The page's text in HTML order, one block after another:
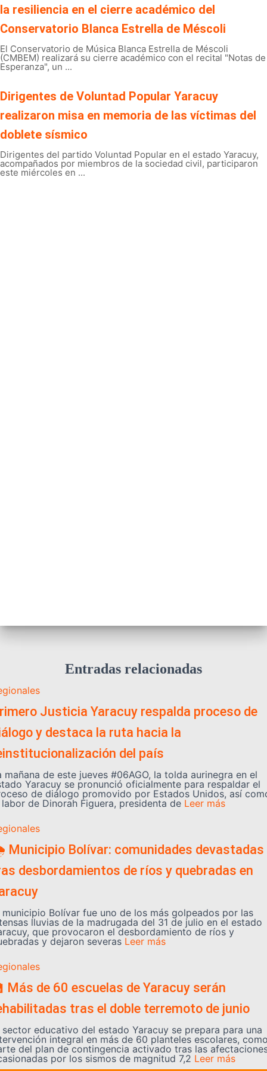
la resiliencia en el cierre académico del
Conservatorio Blanca Estrella de Méscoli
El Conservatorio de Música Blanca Estrella de Méscoli
(CMBEM) realizará su cierre académico con el recital "Notas de
Esperanza", un ...
Dirigentes de Voluntad Popular Yaracuy
realizaron misa en memoria de las víctimas del
doblete sísmico
Dirigentes del partido Voluntad Popular en el estado Yaracuy,
acompañados por miembros de la sociedad civil, participaron
este miércoles en ...
Entradas relacionadas
Justicia Yaracuy respalda proceso de
y destaca la ruta hacia la
del país
mañana de este jueves #06AGO, la tolda aurinegra en el
Yaracuy se pronunció oficialmente para respaldar el
de diálogo promovido por Estados Unidos, así
de Dinorah Figuera, presidenta de Leer más
Bolívar: comunidades devastadas
desbordamientos de ríos y quebradas en
municipio Bolívar fue uno de los más golpeados por las
lluvias de la madrugada del 31 de julio en el estado
que provocaron el desbordamiento de ríos y
y dejaron severas Leer más
Más de 60 escuelas de Yaracuy serán
tras el doble terremoto de junio
sector educativo del estado Yaracuy se prepara para una
integral en más de 60 planteles escolares,
del plan de contingencia activado tras las
por los sismos de magnitud 7,2 Leer más